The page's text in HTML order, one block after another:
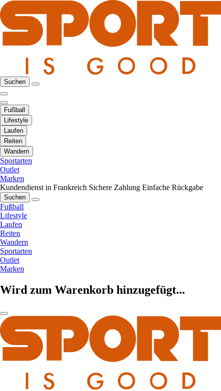
Suchen
Fußball
Lifestyle
Laufen
Reiten
Wandern
Sportarten
Outlet
Marken
Kundendienst in Frankreich Sichere Zahlung Einfache Rückgabe
Suchen
Fußball
Lifestyle
Laufen
Reiten
Wandern
Sportarten
Outlet
Marken
Wird zum Warenkorb hinzugefügt...